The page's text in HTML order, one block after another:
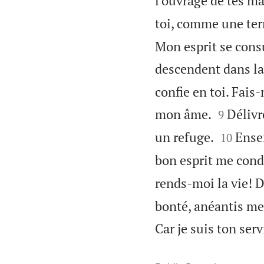
toi, comme une
Mon esprit se
descendent dans
confie en toi.
mon âme.
9
un refuge.
10
bon esprit me
rends-moi la vie!
bonté, anéantis
Car je suis ton